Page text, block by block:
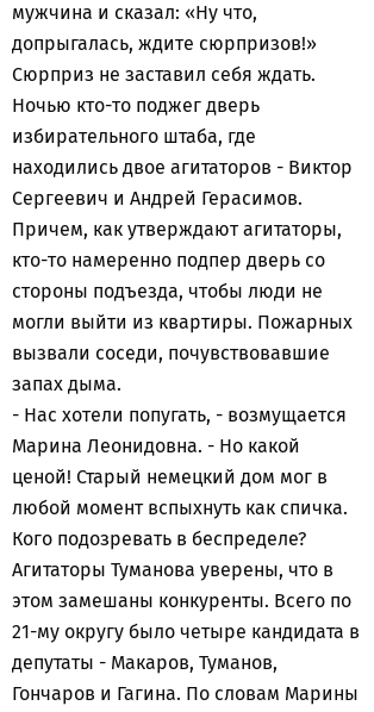
мужчина и сказал: «Ну что,
допрыгалась, ждите сюрпризов!»
Сюрприз не заставил себя ждать.
Ночью кто-то поджег дверь
избирательного штаба, где
находились двое агитаторов - Виктор
Сергеевич и Андрей Герасимов.
Причем, как утверждают агитаторы,
кто-то намеренно подпер дверь со
стороны подъезда, чтобы люди не
могли выйти из квартиры. Пожарных
вызвали соседи, почувствовавшие
запах дыма.
- Нас хотели попугать, - возмущается
Марина Леонидовна. - Но какой
ценой! Старый немецкий дом мог в
любой момент вспыхнуть как спичка.
Кого подозревать в беспределе?
Агитаторы Туманова уверены, что в
этом замешаны конкуренты. Всего по
21-му округу было четыре кандидата в
депутаты - Макаров, Туманов,
Гончаров и Гагина. По словам Марины